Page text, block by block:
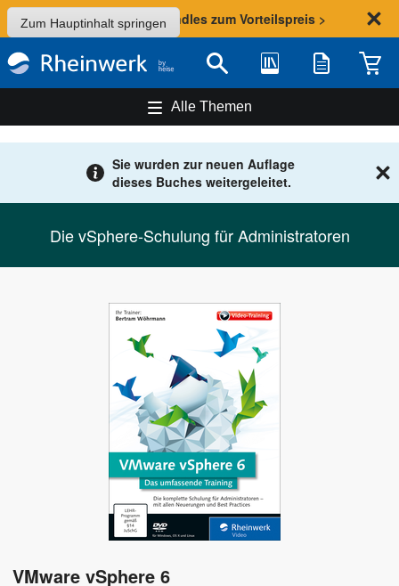
Zum Hauptinhalt springen
Sommer-Aktion: Bundles zum Vorteilspreis >
Suche Bibliothek Merkliste
Alle Themen
Sie wurden zur neuen Auflage
dieses Buches weitergeleitet.
Die vSphere-Schulung für Administratoren
VMware vSphere 6